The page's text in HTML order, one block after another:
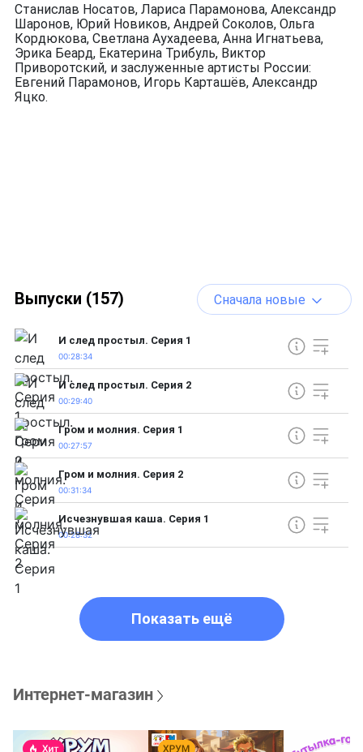
Станислав Носатов, Лариса Парамонова, Александр
Шаронов, Юрий Новиков, Андрей Соколов, Ольга
Кордюкова, Светлана Аухадеева, Анна Игнатьева,
Эрика Беард, Екатерина Трибуль, Виктор
Приворотский, и заслуженные артисты России:
Евгений Парамонов, Игорь Карташёв, Александр
Яцко.
Выпуски (157) Сначала новые
И след простыл. Серия 1
00:28:34
И след простыл. Серия 2
00:29:40
Гром и молния. Серия 1
00:27:57
Гром и молния. Серия 2
00:31:34
Исчезнувшая каша. Серия 1
00:28:32
Показать ещё
Интернет-магазин